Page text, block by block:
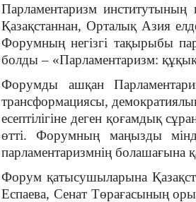
Парламентаризм
Қазақстаннан, Орталық Азия
Форумның негізгі тақырыбы
болды – «Парламентаризм:
Форумды ашқан
трансформациясы,
есептілігіне деген қоғамдық
өтті. Форумның маңызды
парламентаризмнің болашағына
Форум қатысушыларына
Еспаева, Сенат Төрағасының